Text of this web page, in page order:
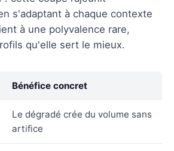
s'adaptant à chaque contexte
à une polyvalence rare,
qu'elle sert le mieux.
Bénéfice concret
Le dégradé crée du volume sans
artifice